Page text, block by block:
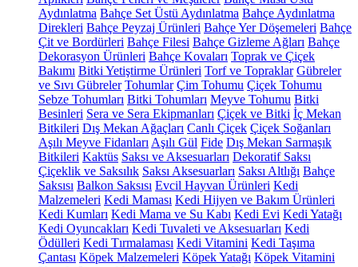
Aydınlatma Bahçe Set Üstü Aydınlatma Bahçe Aydınlatma
Direkleri Bahçe Peyzaj Ürünleri Bahçe Yer Döşemeleri Bahçe
Çit ve Bordürleri Bahçe Filesi Bahçe Gizleme Ağları Bahçe
Dekorasyon Ürünleri Bahçe Kovaları Toprak ve Çiçek
Bakımı Bitki Yetiştirme Ürünleri Torf ve Topraklar Gübreler
ve Sıvı Gübreler Tohumlar Çim Tohumu Çiçek Tohumu
Sebze Tohumları Bitki Tohumları Meyve Tohumu Bitki
Besinleri Sera ve Sera Ekipmanları Çiçek ve Bitki İç Mekan
Bitkileri Dış Mekan Ağaçları Canlı Çiçek Çiçek Soğanları
Aşılı Meyve Fidanları Aşılı Gül Fide Dış Mekan Sarmaşık
Bitkileri Kaktüs Saksı ve Aksesuarları Dekoratif Saksı
Çiçeklik ve Saksılık Saksı Aksesuarları Saksı Altlığı Bahçe
Saksısı Balkon Saksısı Evcil Hayvan Ürünleri Kedi
Malzemeleri Kedi Maması Kedi Hijyen ve Bakım Ürünleri
Kedi Kumları Kedi Mama ve Su Kabı Kedi Evi Kedi Yatağı
Kedi Oyuncakları Kedi Tuvaleti ve Aksesuarları Kedi
Ödülleri Kedi Tırmalaması Kedi Vitamini Kedi Taşıma
Çantası Köpek Malzemeleri Köpek Yatağı Köpek Vitamini